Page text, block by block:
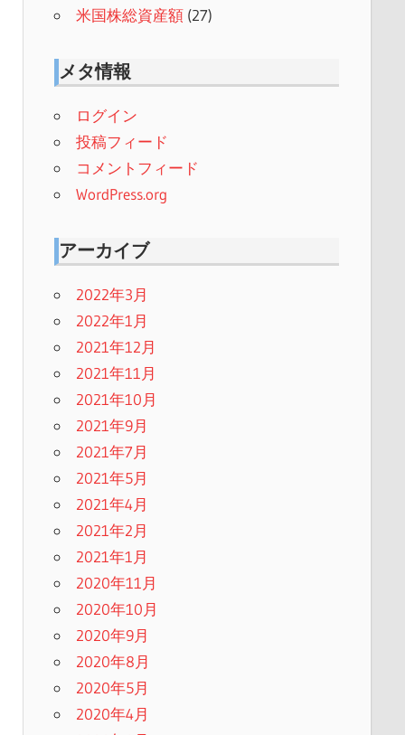
米国株総資産額(27)
メタ情報
ログイン
投稿フィード
コメントフィード
WordPress.org
アーカイブ
2022年3月
2022年1月
2021年12月
2021年11月
2021年10月
2021年9月
2021年7月
2021年5月
2021年4月
2021年2月
2021年1月
2020年11月
2020年10月
2020年9月
2020年8月
2020年5月
2020年4月